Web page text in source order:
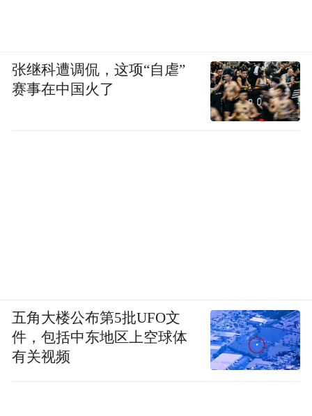
张继科遭调侃，这项“自虐”
赛事在中国火了
五角大楼公布第5批UFO文
件，包括中东地区上空球体
有关视频